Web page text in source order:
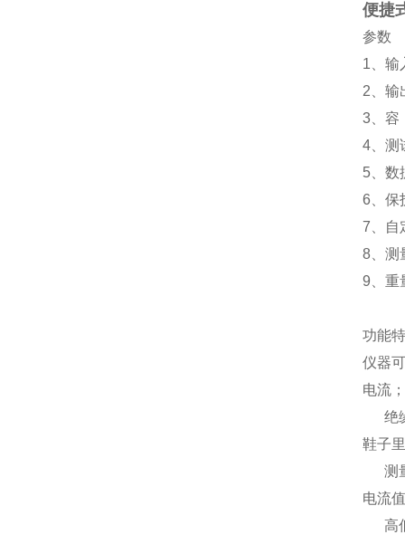
便捷
参数
1、
2、输
3、容
4、测
5、数
6、保
7、自
8、测
9、重
功能
仪器
电流；
绝缘
鞋子
测量
电流
高低